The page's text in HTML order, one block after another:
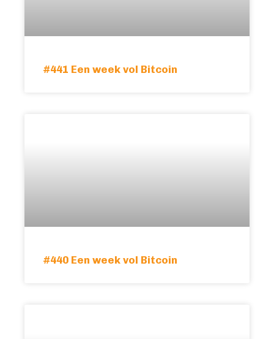
#441 Een week vol Bitcoin
#440 Een week vol Bitcoin